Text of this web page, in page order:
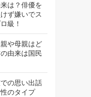
は？俳優を
ず嫌いでス
級！
や母親はど
由来は国民
の思い出話
のタイプ